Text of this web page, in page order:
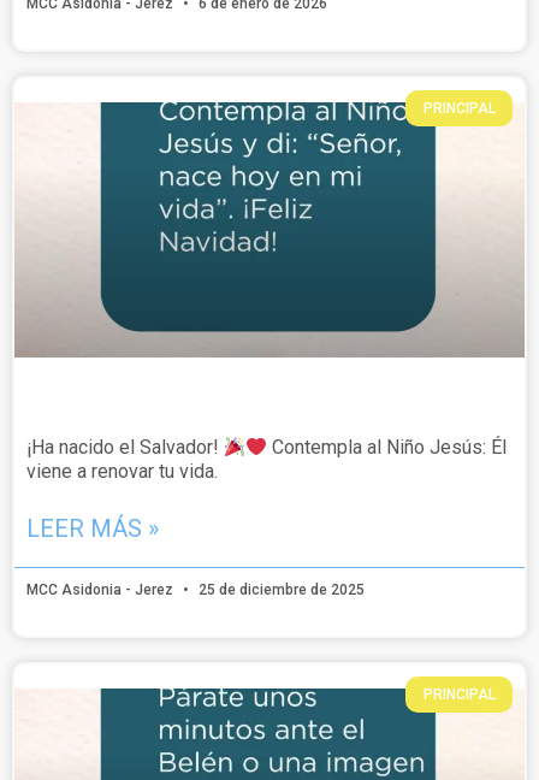
MCC Asidonia - Jerez 6 de enero de 2026
PRINCIPAL
¡Ha nacido el Salvador!
Contempla al Niño Jesús: Él
viene a renovar tu vida.
LEER MÁS »
MCC Asidonia - Jerez 25 de diciembre de 2025
PRINCIPAL